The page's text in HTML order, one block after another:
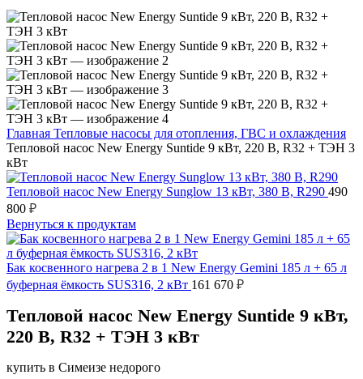
Главная Тепловые насосы для отопления, ГВС и охлаждения
Тепловой насос New Energy Suntide 9 кВт, 220 В, R32 + ТЭН 3
кВт
Тепловой насос New Energy Sunglow 13 кВт, 380 В, R290 490
800 ₽
Вернуться к продуктам
Бак косвенного нагрева 2 в 1 New Energy Gemini 185 л + 65 л
буферная ёмкость SUS316, 2 кВт 161 670 ₽
Тепловой насос New Energy Suntide 9 кВт,
220 В, R32 + ТЭН 3 кВт
купить в Симеизе недорого